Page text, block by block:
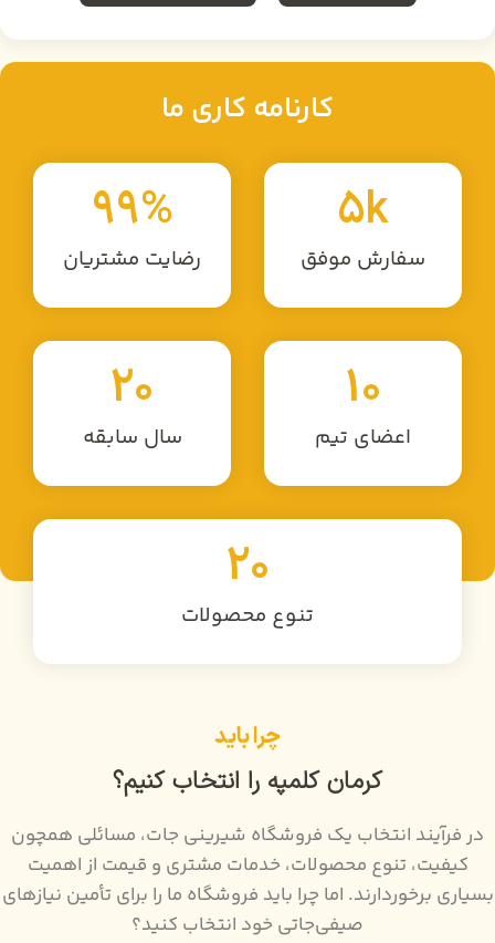
کارنامه کاری ما
سفارش موفق
k
5
رضایت مشتریان
%
99
اعضای تیم
10
سال سابقه
20
تنوع محصولات
20
چرا باید
کرمان کلمپه را انتخاب کنیم؟
در فرآیند انتخاب یک فروشگاه شیرینی جات، مسائلی همچون
کیفیت، تنوع محصولات، خدمات مشتری و قیمت از اهمیت
بسیاری برخوردارند. اما چرا باید فروشگاه ما را برای تأمین نیازهای
صیفی‌جاتی خود انتخاب کنید؟